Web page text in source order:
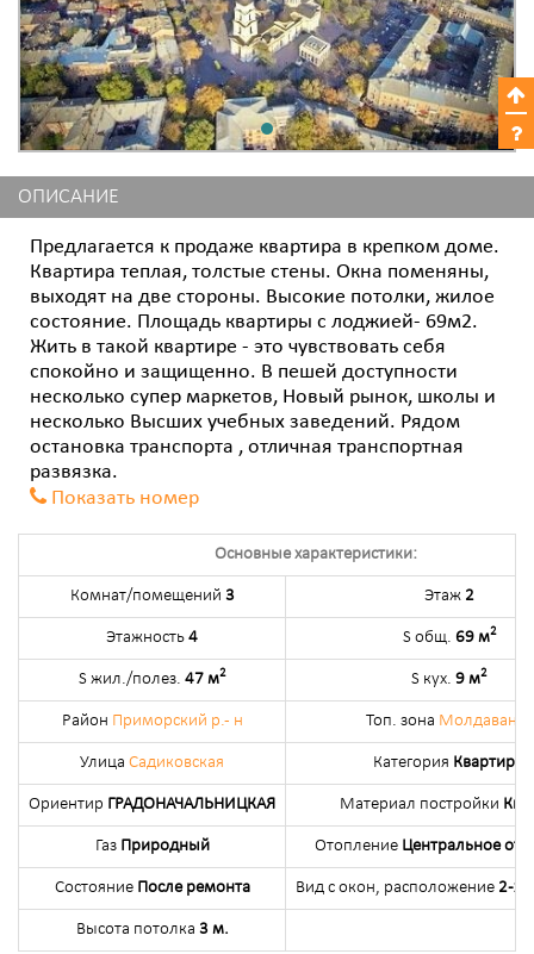
ОПИСАНИЕ
Предлагается к продаже квартира в крепком доме.
Квартира теплая, толстые стены. Окна поменяны,
выходят на две стороны. Высокие потолки, жилое
состояние. Площадь квартиры с лоджией- 69м2.
Жить в такой квартире - это чувствовать себя
спокойно и защищенно. В пешей доступности
несколько супер маркетов, Новый рынок, школы и
несколько Высших учебных заведений. Рядом
остановка транспорта , отличная транспортная
развязка.
Показать номер
Основные характеристики:
Комнат/помещений 3 Этаж 2
Этажность 4 S общ. 69 м2
S жил./полез. 47 м2 S кух. 9 м2
Район Приморский р.- н Топ. зона Молдаванка
Улица Садиковская Категория Квартиры
Ориентир ГРАДОНАЧАЛЬНИЦКАЯ Материал постройки
Газ Природный Отопление Центральное
Состояние После ремонта Вид с окон, расположение 2-х
Высота потолка 3 м.